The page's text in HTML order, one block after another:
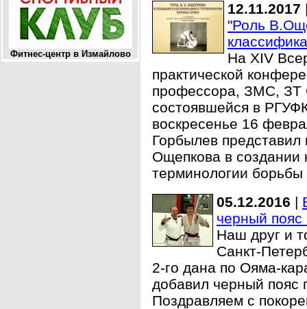
Фитнес-центр в Измайлово
12.11.2017
"Роль
На XIV
практической
профессора, ЗМС,
состоявшейся в
воскресенье 16
Горбылев
Ощепкова в создании
терминологии
05.12.2016 |
черный пояс
Наш друг и
Санкт-
2-го дана по Ояма-
добавил черный пояс
Поздравляем с